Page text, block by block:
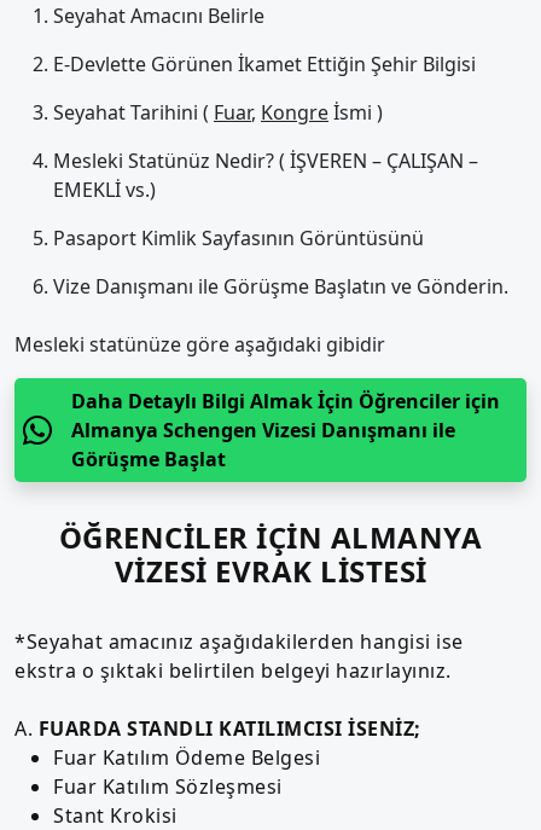
Seyahat Amacını Belirle
E-Devlette Görünen İkamet Ettiğin Şehir Bilgisi
Seyahat Tarihini ( Fuar, Kongreİsmi )
Mesleki Statünüz Nedir? ( İŞVEREN – ÇALIŞAN –
EMEKLİ vs.)
Pasaport Kimlik Sayfasının Görüntüsünü
Vize Danışmanı ile Görüşme Başlatın ve Gönderin.
Mesleki statünüze göre aşağıdaki gibidir
Daha Detaylı Bilgi Almak İçin Öğrenciler için
Almanya Schengen Vizesi Danışmanı ile
Görüşme Başlat
ÖĞRENCİLER İÇİN ALMANYA
VİZESİ EVRAK LİSTESİ
*Seyahat amacınız aşağıdakilerden hangisi ise
ekstra o şıktaki belirtilen belgeyi hazırlayınız.
A. FUARDA STANDLI KATILIMCISI İSENİZ;
Fuar Katılım Ödeme Belgesi
Fuar Katılım Sözleşmesi
Stant Krokisi